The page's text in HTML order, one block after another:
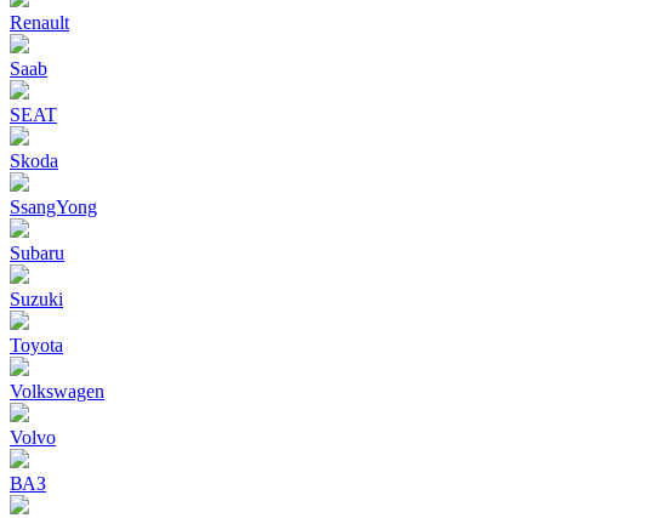
Renault
Saab
SEAT
Skoda
SsangYong
Subaru
Suzuki
Toyota
Volkswagen
Volvo
ВАЗ